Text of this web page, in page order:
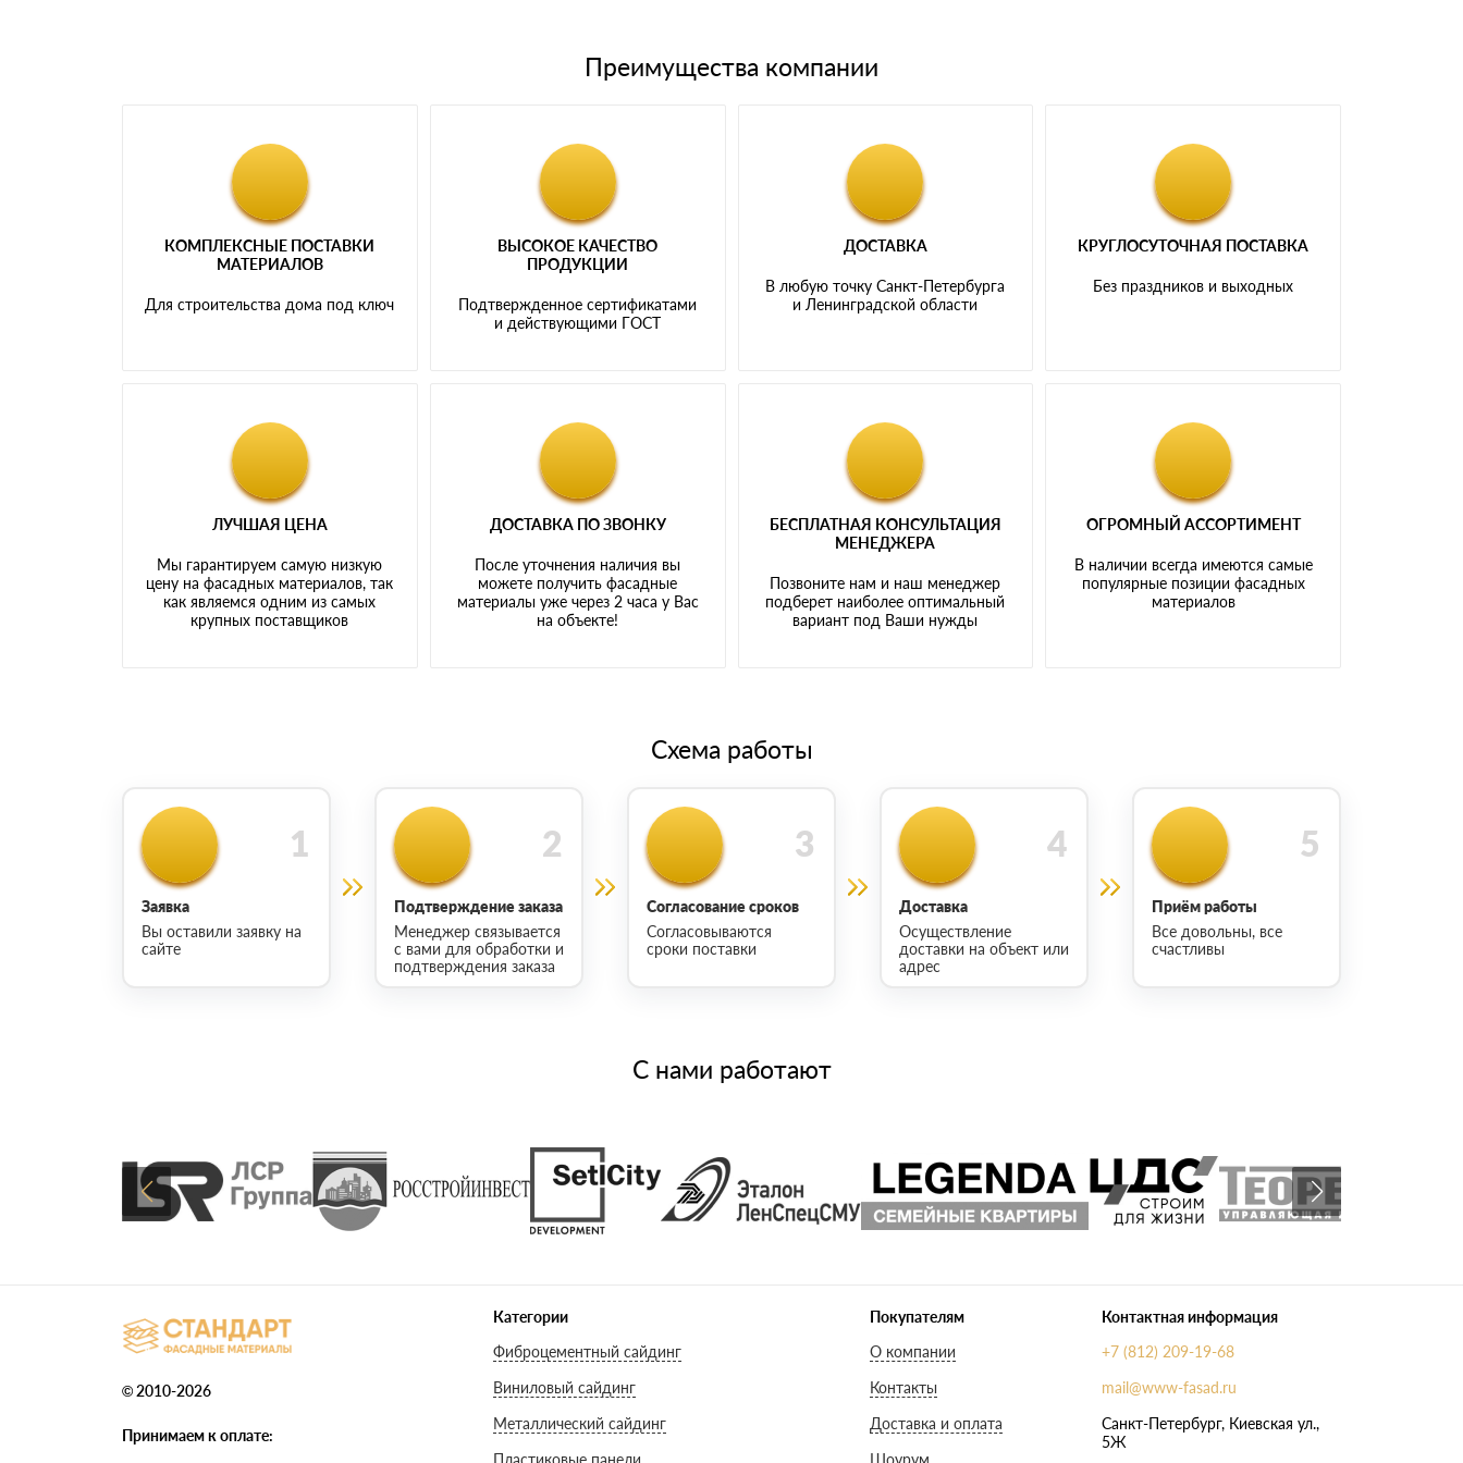
Преимущества компании
КОМПЛЕКСНЫЕ ПОСТАВКИ
МАТЕРИАЛОВ
Для строительства дома под ключ
ВЫСОКОЕ КАЧЕСТВО
ПРОДУКЦИИ
Подтвержденное сертификатами
и действующими ГОСТ
ДОСТАВКА
В любую точку Санкт-Петербурга
и Ленинградской области
КРУГЛОСУТОЧНАЯ ПОСТАВКА
Без праздников и выходных
ЛУЧШАЯ ЦЕНА
Мы гарантируем самую низкую
цену на фасадных материалов, так
как являемся одним из самых
крупных поставщиков
ДОСТАВКА ПО ЗВОНКУ
После уточнения наличия вы
можете получить фасадные
материалы уже через 2 часа у Вас
на объекте!
БЕСПЛАТНАЯ КОНСУЛЬТАЦИЯ
МЕНЕДЖЕРА
Позвоните нам и наш менеджер
подберет наиболее оптимальный
вариант под Ваши нужды
ОГРОМНЫЙ АССОРТИМЕНТ
В наличии всегда имеются самые
популярные позиции фасадных
материалов
Схема работы
Заявка
Вы оставили заявку на
сайте
Подтверждение заказа
Менеджер связывается
с вами для обработки и
подтверждения заказа
Согласование сроков
Согласовываются
сроки поставки
Доставка
Осуществление
доставки на объект или
адрес
Приём работы
Все довольны, все
счастливы
С нами работают
© 2010-2026
Принимаем к оплате:
Категории
Фиброцементный сайдинг
Виниловый сайдинг
Металлический сайдинг
Пластиковые панели
Покупателям
О компании
Контакты
Доставка и оплата
Шоурум
Контактная информация
+7 (812) 209-19-68
mail@www-fasad.ru
Санкт-Петербург, ​Киевская ул.,
5Ж